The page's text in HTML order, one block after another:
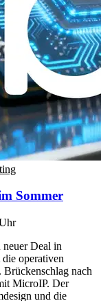
Sommer
Deal in
operativen
nach
MicroIP. Der
und die